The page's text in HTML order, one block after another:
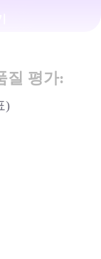
질 평가:
)